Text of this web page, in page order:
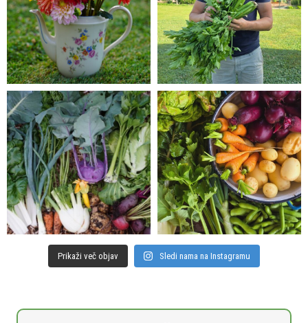
Prikaži več objav Sledi nama na Instagramu